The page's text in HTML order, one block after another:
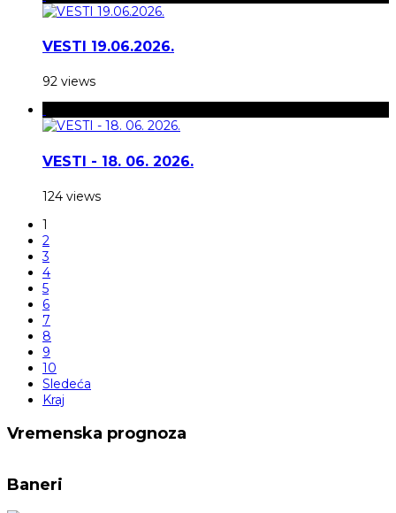
VESTI 19.06.2026.
92 views
VESTI - 18. 06. 2026.
124 views
1
2
3
4
5
6
7
8
9
10
Sledeća
Kraj
Vremenska prognoza
Baneri